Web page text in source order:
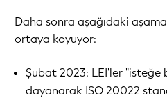
Daha sonra aşağıdaki
ortaya koyuyor:
Şubat 2023: LEI'ler "isteğe
dayanarak ISO 20022